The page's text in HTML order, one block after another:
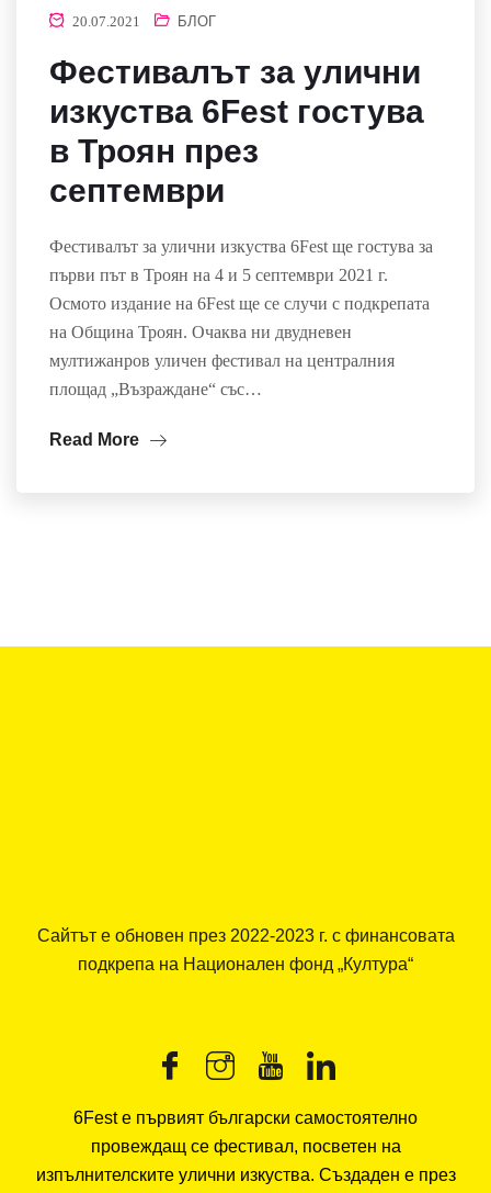
20.07.2021 БЛОГ
Фестивалът за улични
изкуства 6Fest гостува
в Троян през
септември
Фестивалът за улични изкуства 6Fest ще гостува за
първи път в Троян на 4 и 5 септември 2021 г.
Осмото издание на 6Fest ще се случи с подкрепата
на Община Троян. Очаква ни двудневен
мултижанров уличен фестивал на централния
площад „Възраждане“ със…
Read More
Сайтът е обновен през 2022-2023 г. с финансовата
подкрепа на Национален фонд „Култура“
6Fest е първият български самостоятелно
провеждащ се фестивал, посветен на
изпълнителските улични изкуства. Създаден е през